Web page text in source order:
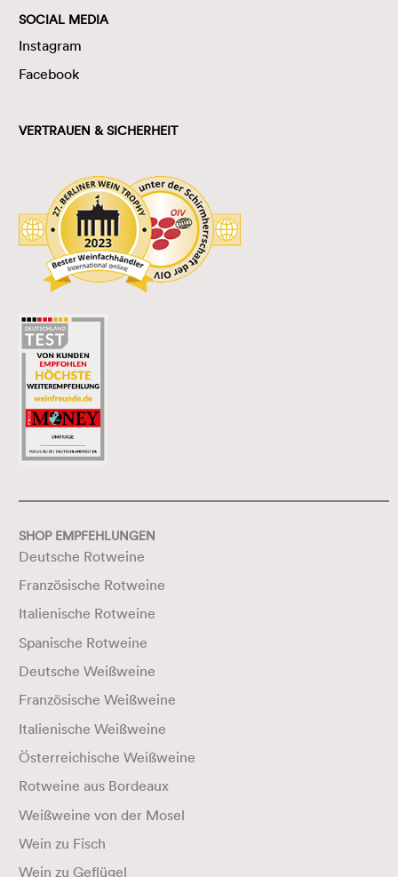
SOCIAL MEDIA
Instagram
Facebook
VERTRAUEN & SICHERHEIT
SHOP EMPFEHLUNGEN
Deutsche Rotweine
Französische Rotweine
Italienische Rotweine
Spanische Rotweine
Deutsche Weißweine
Französische Weißweine
Italienische Weißweine
Österreichische Weißweine
Rotweine aus Bordeaux
Weißweine von der Mosel
Wein zu Fisch
Wein zu Geflügel